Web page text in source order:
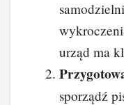
urząd ma
sporządź